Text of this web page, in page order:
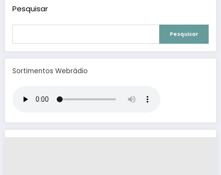
Pesquisar
Pesquisar
Sortimentos Webrádio